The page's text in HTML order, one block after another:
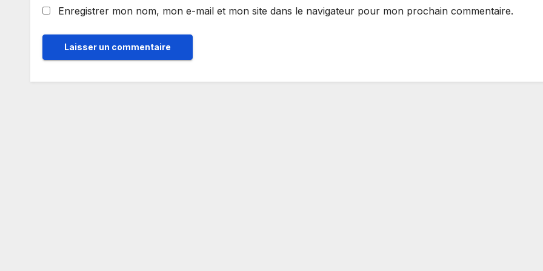
Enregistrer mon nom, mon e-mail et mon site dans le navigateur pour mon prochain commentaire.